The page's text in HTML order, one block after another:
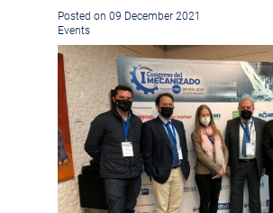
Posted on 09 December 2021
Events